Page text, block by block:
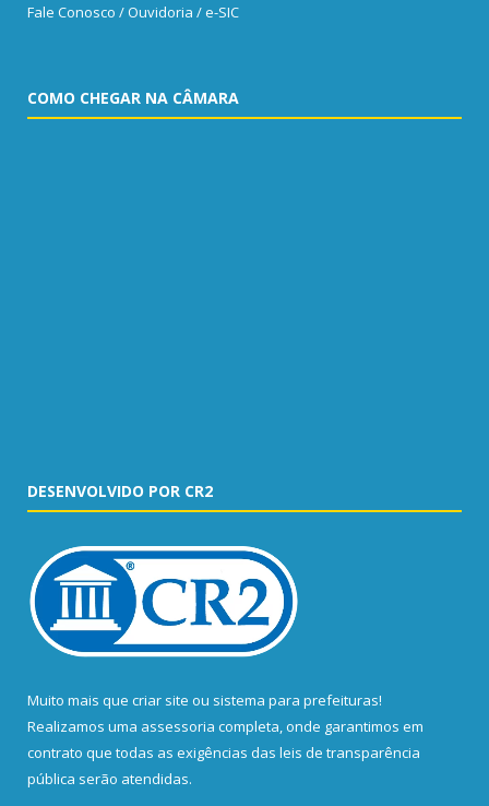
Fale Conosco / Ouvidoria / e-SIC
COMO CHEGAR NA CÂMARA
DESENVOLVIDO POR CR2
Muito mais que criar site ou sistema para prefeituras!
Realizamos uma assessoria completa, onde garantimos em
contrato que todas as exigências das leis de transparência
pública serão atendidas.